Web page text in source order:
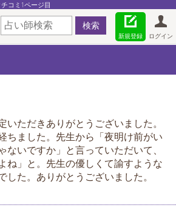
コミ1ページ目
ログイン
新規登録
いただきありがとうございました。
ちました。先生から「夜明け前がい
ないですか」と言っていただいて、
ね」と。先生の優しくて諭すような
した。ありがとうございました。